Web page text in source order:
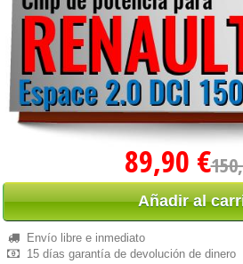
89,90 €
Añadir al
Envío libre e inmediato
15 días garantía de devolución de dinero